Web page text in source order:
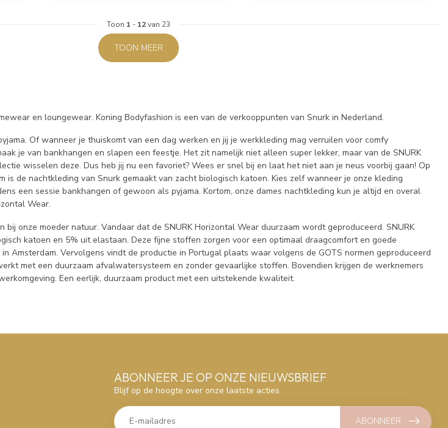
Toon 1 - 12van 23
TOON MEER
en loungewear. Koning Bodyfashion is een van de verkooppunten van Snurk in Nederland.
Of wanneer je thuiskomt van een dag werken en jij je werkkleding mag verruilen voor comfy
je van bankhangen en slapen een feestje. Het zit namelijk niet alleen super lekker, maar van de SNURK
wisselen deze. Dus heb jij nu een favoriet? Wees er snel bij en laat het niet aan je neus voorbij gaan! Op
is de nachtkleding van Snurk gemaakt van zacht biologisch katoen. Kies zelf wanneer je onze kleding
een sessie bankhangen of gewoon als pyjama. Kortom, onze dames nachtkleding kun je altijd en overal
Wear.
onze moeder natuur. Vandaar dat de SNURK Horizontal Wear duurzaam wordt geproduceerd. SNURK
katoen en 5% uit elastaan. Deze fijne stoffen zorgen voor een optimaal draagcomfort en goede
Amsterdam. Vervolgens vindt de productie in Portugal plaats waar volgens de GOTS normen geproduceerd
met een duurzaam afvalwatersysteem en zonder gevaarlijke stoffen. Bovendien krijgen de werknemers
Een eerlijk, duurzaam product met een uitstekende kwaliteit.
ABONNEER JE OP ONZE NIEUWSBRIEF
Blijf op de hoogte over onze laatste acties
ABONNEER